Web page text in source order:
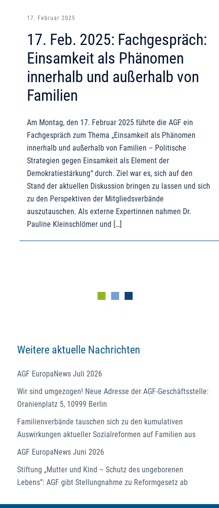
17. Februar 2025
17. Feb. 2025: Fachgespräch:
Einsamkeit als Phänomen
innerhalb und außerhalb von
Familien
Am Montag, den 17. Februar 2025 führte die AGF ein
Fachgespräch zum Thema „Einsamkeit als Phänomen
innerhalb und außerhalb von Familien – Politische
Strategien gegen Einsamkeit als Element der
Demokratiestärkung“ durch. Ziel war es, sich auf den
Stand der aktuellen Diskussion bringen zu lassen und sich
zu den Perspektiven der Mitgliedsverbände
auszutauschen. Als externe Expertinnen nahmen Dr.
Pauline Kleinschlömer und […]
Weitere aktuelle Nachrichten
AGF EuropaNews Juli 2026
Wir sind umgezogen! Neue Adresse der AGF-Geschäftsstelle:
Oranienplatz 5, 10999 Berlin
Familienverbände tauschen sich zu den kumulativen
Auswirkungen aktueller Sozialreformen auf Familien aus
AGF EuropaNews Juni 2026
Stiftung „Mutter und Kind – Schutz des ungeborenen
Lebens”: AGF gibt Stellungnahme zu Reformgesetz ab